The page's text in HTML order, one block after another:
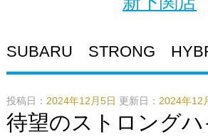
SUBARU STRONG
投稿日： 2024年12月5日 更新日： 2024年12
待望のストロングハ